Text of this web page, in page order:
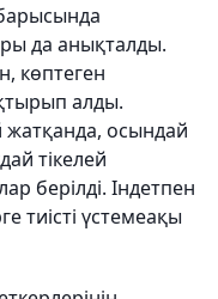
да анықталды.
көптеген
алды.
жатқанда, осындай
тікелей
берілді. Індетпен
тиісті үстемеақы